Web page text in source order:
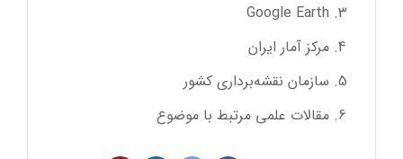
Google Earth
مرکز آمار ایران
سازمان نقشه‌برداری کشور
مقالات علمی مرتبط با موضوع